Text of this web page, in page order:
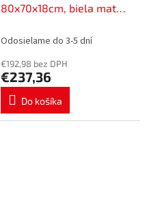
80x70x18cm, biela mat
Odosielame do 3-5 dní
€192,98 bez DPH
€237,36
Do košíka